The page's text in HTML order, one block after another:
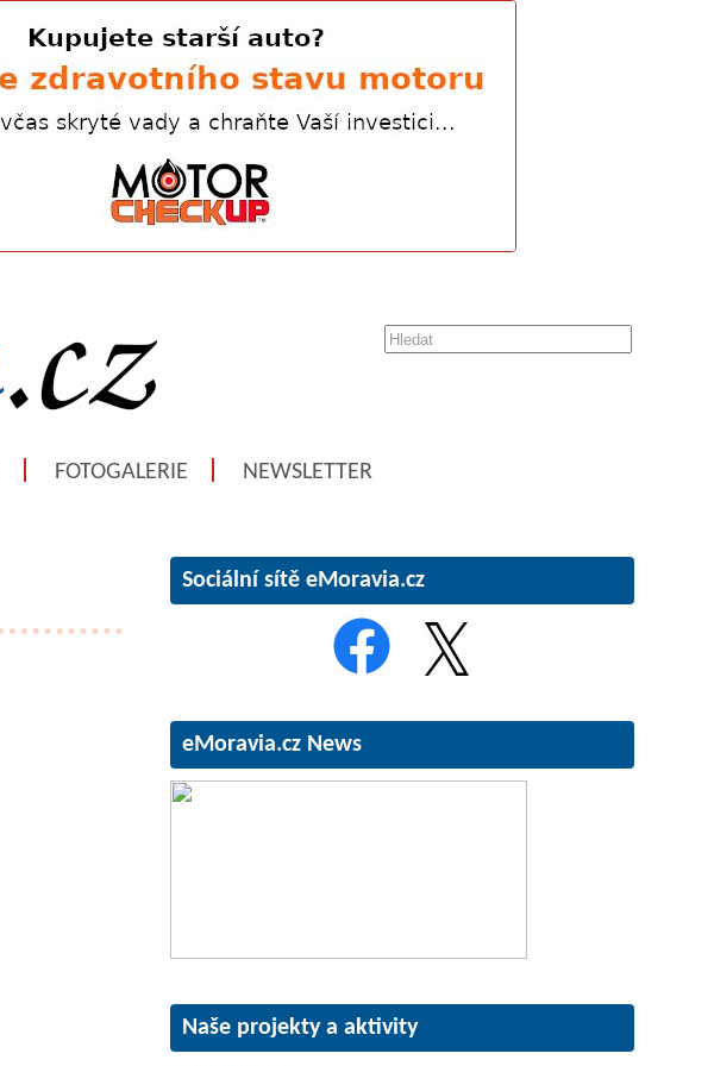
FOTOGALERIE NEWSLETTER
Sociální sítě eMoravia.cz
eMoravia.cz News
Naše projekty a aktivity